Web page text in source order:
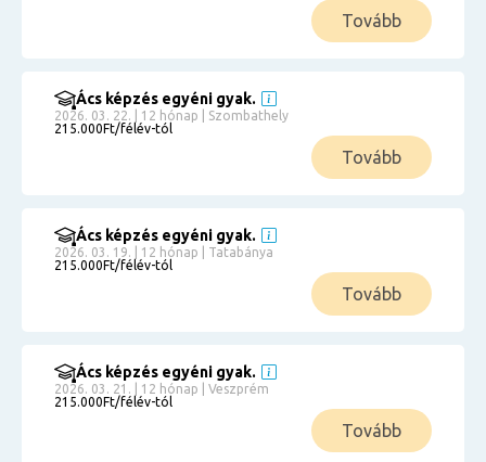
Tovább
Ács képzés egyéni gyak.
2026. 03. 22. | 12 hónap | Szombathely
215.000Ft/félév-tól
Tovább
Ács képzés egyéni gyak.
2026. 03. 19. | 12 hónap | Tatabánya
215.000Ft/félév-tól
Tovább
Ács képzés egyéni gyak.
2026. 03. 21. | 12 hónap | Veszprém
215.000Ft/félév-tól
Tovább